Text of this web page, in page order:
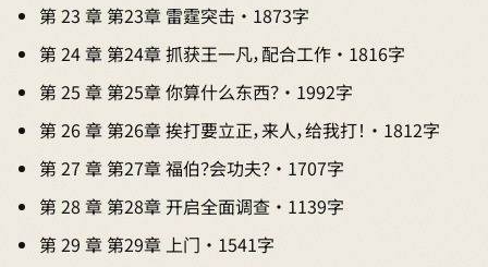
第 23 章 第23章 雷霆突击 · 1873字
第 24 章 第24章 抓获王一凡，配合工作 · 1816字
第 25 章 第25章 你算什么东西？ · 1992字
第 26 章 第26章 挨打要立正，来人，给我打！ · 1812字
第 27 章 第27章 福伯？会功夫？ · 1707字
第 28 章 第28章 开启全面调查 · 1139字
第 29 章 第29章 上门 · 1541字